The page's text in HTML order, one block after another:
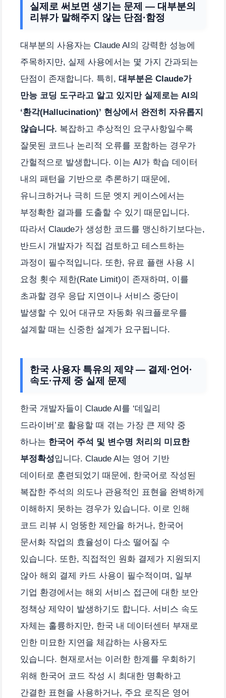
실제로 써보면 생기는 문제 — 대부분의
리뷰가 말해주지 않는 단점·함정
대부분의 사용자는 Claude AI의 강력한 성능에
주목하지만, 실제 사용에서는 몇 가지 간과되는
단점이 존재합니다. 특히, 대부분은 Claude가
만능 코딩 도구라고 알고 있지만 실제로는 AI의
‘환각(Hallucination)’ 현상에서 완전히 자유롭지
않습니다. 복잡하고 추상적인 요구사항일수록
잘못된 코드나 논리적 오류를 포함하는 경우가
간헐적으로 발생합니다. 이는 AI가 학습 데이터
내의 패턴을 기반으로 추론하기 때문에,
유니크하거나 극히 드문 엣지 케이스에서는
부정확한 결과를 도출할 수 있기 때문입니다.
따라서 Claude가 생성한 코드를 맹신하기보다는,
반드시 개발자가 직접 검토하고 테스트하는
과정이 필수적입니다. 또한, 유료 플랜 사용 시
요청 횟수 제한(Rate Limit)이 존재하며, 이를
초과할 경우 응답 지연이나 서비스 중단이
발생할 수 있어 대규모 자동화 워크플로우를
설계할 때는 신중한 설계가 요구됩니다.
한국 사용자 특유의 제약 — 결제·언어·
속도·규제 중 실제 문제
한국 개발자들이 Claude AI를 ‘데일리
드라이버’로 활용할 때 겪는 가장 큰 제약 중
하나는 한국어 주석 및 변수명 처리의 미묘한
부정확성입니다. Claude AI는 영어 기반
데이터로 훈련되었기 때문에, 한국어로 작성된
복잡한 주석의 의도나 관용적인 표현을 완벽하게
이해하지 못하는 경우가 있습니다. 이로 인해
코드 리뷰 시 엉뚱한 제안을 하거나, 한국어
문서화 작업의 효율성이 다소 떨어질 수
있습니다. 또한, 직접적인 원화 결제가 지원되지
않아 해외 결제 카드 사용이 필수적이며, 일부
기업 환경에서는 해외 서비스 접근에 대한 보안
정책상 제약이 발생하기도 합니다. 서비스 속도
자체는 훌륭하지만, 한국 내 데이터센터 부재로
인한 미묘한 지연을 체감하는 사용자도
있습니다. 현재로서는 이러한 한계를 우회하기
위해 한국어 코드 작성 시 최대한 명확하고
간결한 표현을 사용하거나, 주요 로직은 영어